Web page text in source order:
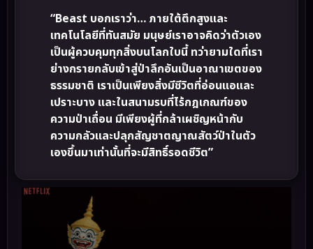
“Beast บอกเราว่า… ภายใต้ตึกสูงและ
เทคโนโลยีที่ทันสมัย มนุษย์เราอาจคิดว่าตัวเอง
เป็นผู้ควบคุมทุกสิ่งบนโลกใบนี้ ทว่ายามใดที่เรา
ย่างกรายกลับเข้าสู่ป่าลึกอันเป็นอาณาเขตของ
ธรรมชาติ เราเป็นเพียงสิ่งมีชีวิตที่อ่อนแอและ
เปราะบาง และในสนามรบที่ไร้กฎเกณฑ์ของ
ความป่าเถื่อน มีเพียงผู้ที่กล้าเผชิญหน้ากับ
ความกลัวและปลุกสัญชาตญาณสัตว์ป่าในตัว
เองขึ้นมาเท่านั้นที่จะมีสิทธิ์รอดชีวิต”